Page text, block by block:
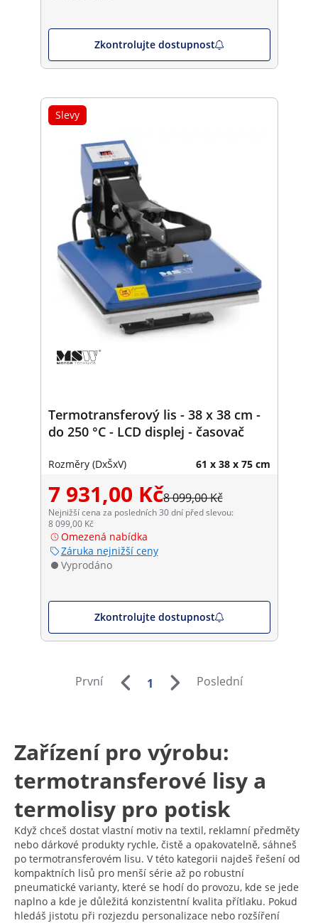
Zkontrolujte dostupnost
Slevy
Termotransferový lis - 38 x 38 cm -
do 250 °C - LCD displej - časovač
Rozměry (DxŠxV) 61 x 38 x 75 cm
7 931,00 Kč8 099,00 Kč
Nejnižší cena za posledních 30 dní před slevou:
8 099,00 Kč
Omezená nabídka
Záruka nejnižší ceny
Vyprodáno
Zkontrolujte dostupnost
První 1 Poslední
Zařízení pro výrobu:
termotransferové lisy a
termolisy pro potisk
Když chceš dostat vlastní motiv na textil, reklamní předměty
nebo dárkové produkty rychle, čistě a opakovatelně, sáhneš
po termotransferovém lisu. V této kategorii najdeš řešení od
kompaktních lisů pro menší série až po robustní
pneumatické varianty, které se hodí do provozu, kde se jede
naplno a kde je důležitá konzistentní kvalita přítlaku. Pokud
hledáš jistotu při rozjezdu personalizace nebo rozšíření